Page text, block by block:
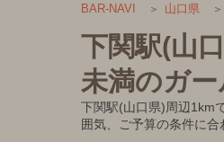
BAR-NAVI 山口県
下関駅(山
未満のガ
下関駅(山口県)周辺1km
囲気、ご予算の条件に